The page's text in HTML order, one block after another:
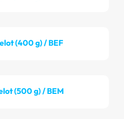
(400 g) / BEF
(500 g) / BEM